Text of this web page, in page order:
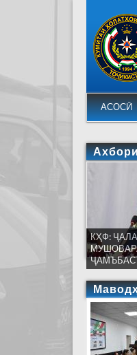
АСОСӢ
КҲФ: